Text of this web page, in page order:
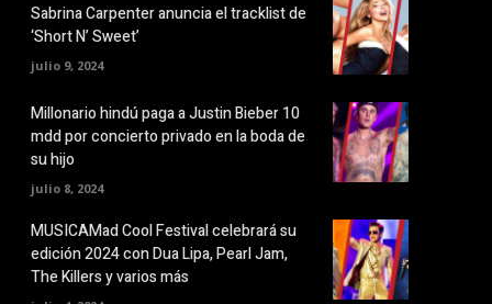
Sabrina Carpenter anuncia el tracklist de
‘Short N’ Sweet’
julio 9, 2024
Millonario hindú paga a Justin Bieber 10
mdd por concierto privado en la boda de
su hijo
julio 8, 2024
MUSICAMad Cool Festival celebrará su
edición 2024 con Dua Lipa, Pearl Jam,
The Killers y varios más